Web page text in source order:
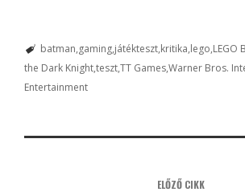
batman gaming játékteszt kritika lego LEGO
the Dark KnighttesztTT GamesWarner Bros.
Entertainment
ELŐZŐ CIKK